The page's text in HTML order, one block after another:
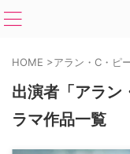
HOME >アラン・C・ピ
出演者「アラン
ラマ作品一覧